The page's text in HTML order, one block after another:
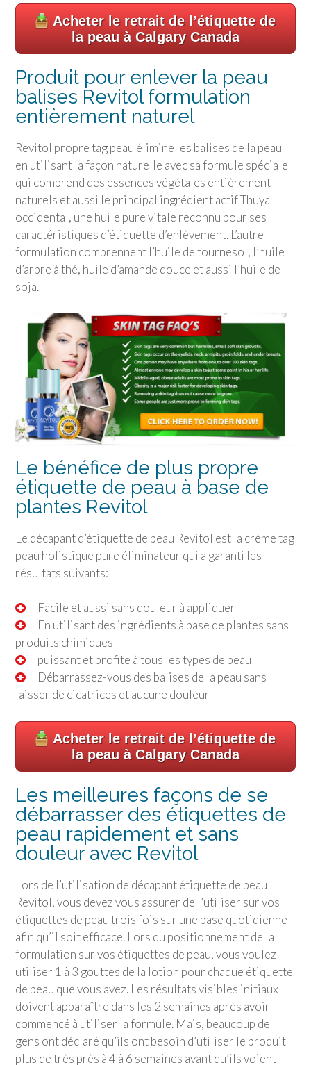
Acheter le retrait de l’étiquette de
la peau à Calgary Canada
Produit pour enlever la peau
balises Revitol formulation
entièrement naturel
Revitol propre tag peau élimine les balises de la peau
en utilisant la façon naturelle avec sa formule spéciale
qui comprend des essences végétales entièrement
naturels et aussi le principal ingrédient actif Thuya
occidental, une huile pure vitale reconnu pour ses
caractéristiques d’étiquette d’enlèvement. L’autre
formulation comprennent l’huile de tournesol, l’huile
d’arbre à thé, huile d’amande douce et aussi l’huile de
soja.
Le bénéfice de plus propre
étiquette de peau à base de
plantes Revitol
Le décapant d’étiquette de peau Revitol est la crème tag
peau holistique pure éliminateur qui a garanti les
résultats suivants:
Facile et aussi sans douleur à appliquer
En utilisant des ingrédients à base de plantes sans
produits chimiques
puissant et profite à tous les types de peau
Débarrassez-vous des balises de la peau sans
laisser de cicatrices et aucune douleur
Acheter le retrait de l’étiquette de
la peau à Calgary Canada
Les meilleures façons de se
débarrasser des étiquettes de
peau rapidement et sans
douleur avec Revitol
Lors de l’utilisation de décapant étiquette de peau
Revitol, vous devez vous assurer de l’utiliser sur vos
étiquettes de peau trois fois sur une base quotidienne
afin qu’il soit efficace. Lors du positionnement de la
formulation sur vos étiquettes de peau, vous voulez
utiliser 1 à 3 gouttes de la lotion pour chaque étiquette
de peau que vous avez. Les résultats visibles initiaux
doivent apparaître dans les 2 semaines après avoir
commencé à utiliser la formule. Mais, beaucoup de
gens ont déclaré qu’ils ont besoin d’utiliser le produit
plus de très près à 4 à 6 semaines avant qu’ils voient